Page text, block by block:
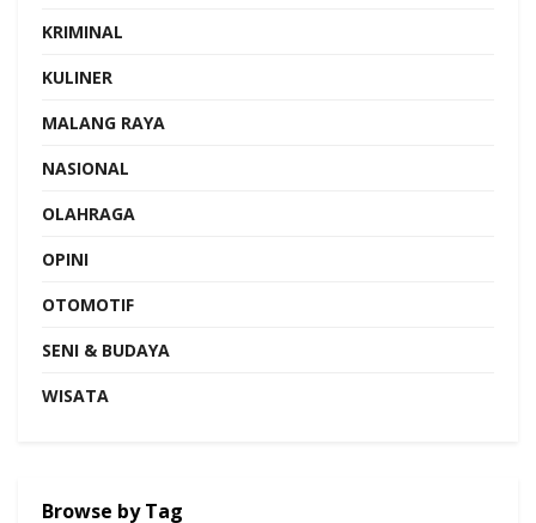
KRIMINAL
KULINER
MALANG RAYA
NASIONAL
OLAHRAGA
OPINI
OTOMOTIF
SENI & BUDAYA
WISATA
Browse by Tag